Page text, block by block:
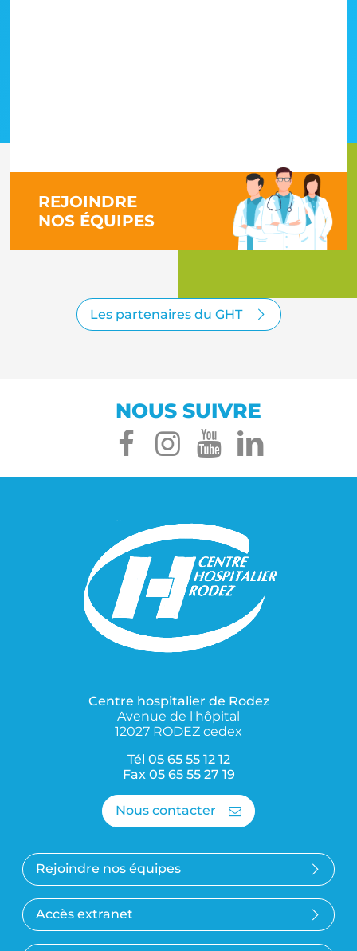
REJOINDRE
NOS ÉQUIPES
Le Groupement hospitalier de territoire du Rouergue
Les partenaires du GHT
NOUS SUIVRE
facebook
instagram
youtube
Centre hospitalier de Rodez
Avenue de l'hôpital
12027 RODEZ cedex
Tél 05 65 55 12 12
Fax 05 65 55 27 19
Nous contacter
Rejoindre nos équipes
Accès extranet